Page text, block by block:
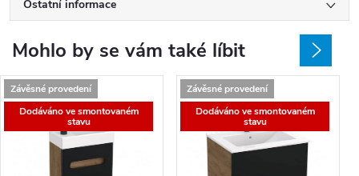
Ostatní informace
Mohlo by se vám také líbit
Závěsné provedení
Dodáváno ve smontovaném
stavu
Závěsné provedení
Dodáváno ve smontovaném
stavu